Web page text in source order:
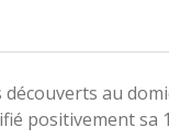
au
positivement sa